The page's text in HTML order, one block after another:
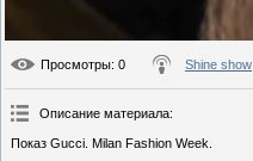
Просмотры: 0 Shine show
Описание материала:
Показ Gucci. Milan Fashion Week.